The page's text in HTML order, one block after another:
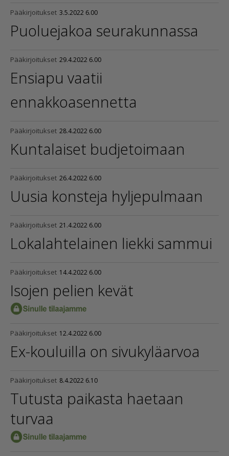
Pääkirjoitukset 3.5.2022 6.00
Puoluejakoa seurakunnassa
Pääkirjoitukset 29.4.2022 6.00
Ensiapu vaatii
ennak­ko­a­sen­netta
Pääkirjoitukset 28.4.2022 6.00
Kuntalaiset budjetoimaan
Pääkirjoitukset 26.4.2022 6.00
Uusia konsteja hyljepulmaan
Pääkirjoitukset 21.4.2022 6.00
Lokalah­te­lainen liekki sammui
Pääkirjoitukset 14.4.2022 6.00
Isojen pelien kevät
Pääkirjoitukset 12.4.2022 6.00
Ex-kouluilla on sivukyläarvoa
Pääkirjoitukset 8.4.2022 6.10
Tutusta paikasta haetaan
turvaa